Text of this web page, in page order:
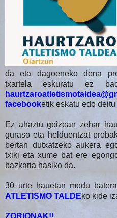
da eta dagoeneko dena
txartela eskuratu ez
facebooketik eskatu edo deitu
Ez ahaztu goizean zehar
guraso eta helduentzat
bertan dutxatzeko aukera
txiki eta xume bat ere
bazkaria hasiko da.
30 urte hauetan modu
ATLETISMO TALDEko kide
ZORIONAK!!